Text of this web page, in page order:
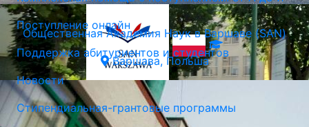
Общественная Академия Наук в Варшаве (SAN)
Варшава, Польша
Поступление онлайн
Поддержка абитуриентов и студентов
Новости
Стипендиальная-грантовые программы